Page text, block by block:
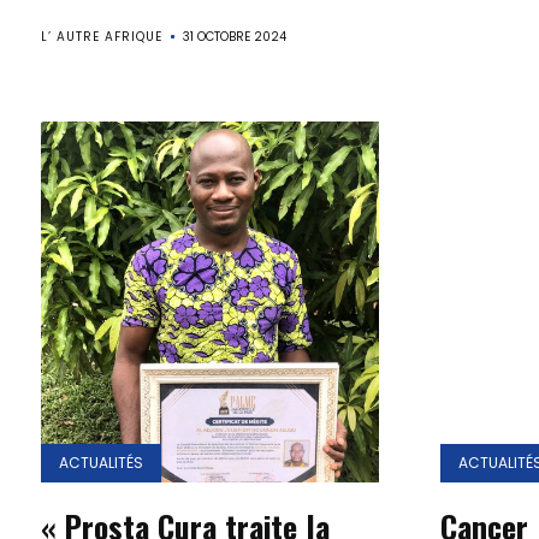
L’ AUTRE AFRIQUE 31 OCTOBRE 2024
ACTUALITÉS
« Prosta Cura traite la